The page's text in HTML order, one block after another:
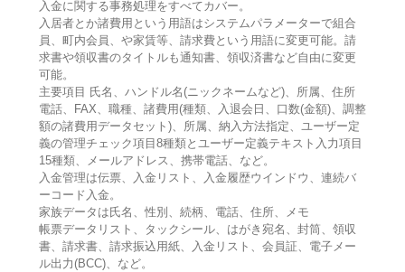
入金に関する事務処理をすべてカバー。
入居者とか諸費用という用語はシステムパラメーターで組合
員、町内会員、や家賃等、請求費という用語に変更可能。請
求書や領収書のタイトルも通知書、領収済書など自由に変更
可能。
主要項目 氏名、ハンドル名(ニックネームなど)、所属、住所
電話、FAX、職種、諸費用(種類、入退会日、口数(金額)、調整
額の諸費用データセット)、所属、納入方法指定、ユーザー定
義の管理チェック項目8種類とユーザー定義テキスト入力項目
15種類、メールアドレス、携帯電話、など。
入金管理は伝票、入金リスト、入金履歴ウインドウ、連続バ
ーコード入金。
家族データは氏名、性別、続柄、電話、住所、メモ
帳票データリスト、タックシール、はがき宛名、封筒、領収
書、請求書、請求振込用紙、入金リスト、会員証、電子メー
ル出力(BCC)、など。